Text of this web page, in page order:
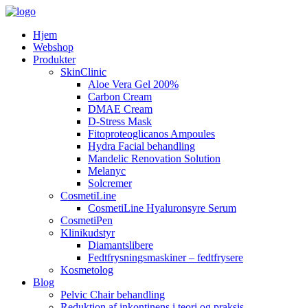
Hjem
Webshop
Produkter
SkinClinic
Aloe Vera Gel 200%
Carbon Cream
DMAE Cream
D-Stress Mask
Fitoproteoglicanos Ampoules
Hydra Facial behandling
Mandelic Renovation Solution
Melanyc
Solcremer
CosmetiLine
CosmetiLine Hyaluronsyre Serum
CosmetiPen
Klinikudstyr
Diamantslibere
Fedtfrysningsmaskiner – fedtfrysere
Kosmetolog
Blog
Pelvic Chair behandling